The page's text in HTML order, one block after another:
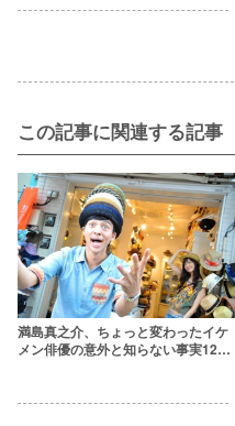
この記事に関連する記事
満島真之介、ちょっと変わったイケ
メン俳優の意外と知らない事実12選